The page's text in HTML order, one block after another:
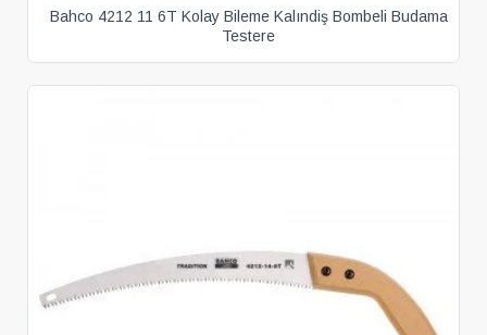
Bahco 4212 11 6T Kolay Bileme Kalındiş Bombeli Budama
Testere